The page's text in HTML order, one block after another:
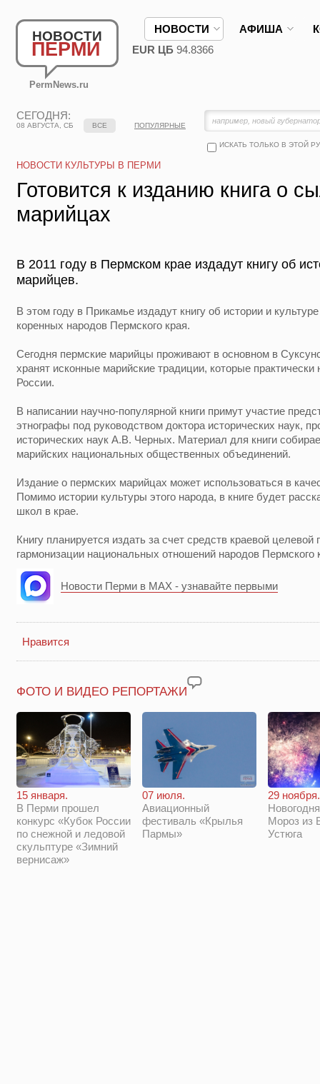
НОВОСТИ
ПЕРМИ
PermNews.ru
НОВОСТИ АФИША
EUR ЦБ 94.8366
СЕГОДНЯ:
08 АВГУСТА, СБ
ИСКАТЬ ТОЛЬКО В ЭТОЙ
ВСЕ ПОПУЛЯРНЫЕ
НОВОСТИ КУЛЬТУРЫ В ПЕРМИ
Готовится к изданию книга о
марийцах
В 2011 году в Пермском крае издадут книгу об
марийцев.
В этом году в Прикамье издадут книгу об истории и
коренных народов Пермского края.
Сегодня пермские марийцы проживают в основном в
хранят исконные марийские традиции, которые практически
России.
В написании научно-популярной книги примут участие
этнографы под руководством доктора исторических наук,
исторических наук А.В. Черных. Материал для книги
марийских национальных общественных объединений.
Издание о пермских марийцах может использоваться в
Помимо истории культуры этого народа, в книге будет
школ в крае.
Книгу планируется издать за счет средств краевой
гармонизации национальных отношений народов Пермского
Новости Перми в MAX - узнавайте первыми
Нравится
ФОТО И ВИДЕО РЕПОРТАЖИ
15 января.
В Перми прошел
конкурс «Кубок России
по снежной и ледовой
скульптуре «Зимний
вернисаж»
07 июля.
Авиационный
фестиваль «Крылья
Пармы»
29 ноября.
Мороз из
Устюга